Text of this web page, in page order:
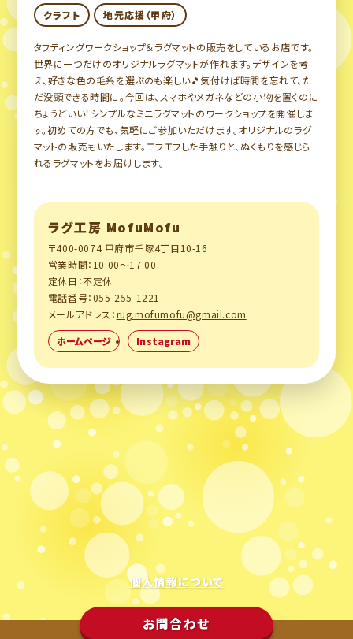
クラフト 地元応援（甲府）
タフティングワークショップ＆ラグマットの販売をしているお店です。
世界に一つだけのオリジナルラグマットが作れます。デザインを考
え、好きな色の毛糸を選ぶのも楽しい🎵気付けば時間を忘れて、た
だ没頭できる時間に。今回は、スマホやメガネなどの小物を置くのに
ちょうどいい！シンプルなミニラグマットのワークショップを開催しま
す。初めての方でも、気軽にご参加いただけます。オリジナルのラグ
マットの販売もいたします。モフモフした手触りと、ぬくもりを感じら
れるラグマットをお届けします。
ラグ工房 MofuMofu
〒400-0074 甲府市千塚4丁目10-16
営業時間：10:00〜17:00
定休日：不定休
電話番号：055-255-1221
メールアドレス：rug.mofumofu@gmail.com
ホームページ
Instagram
個人情報について
お問合わせ